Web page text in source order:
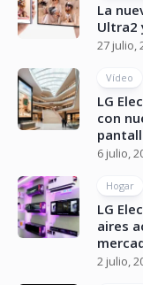
La
Ultra2
27 julio,
Vídeo
LG
con
6 julio,
Hogar
LG
aires
2 julio,